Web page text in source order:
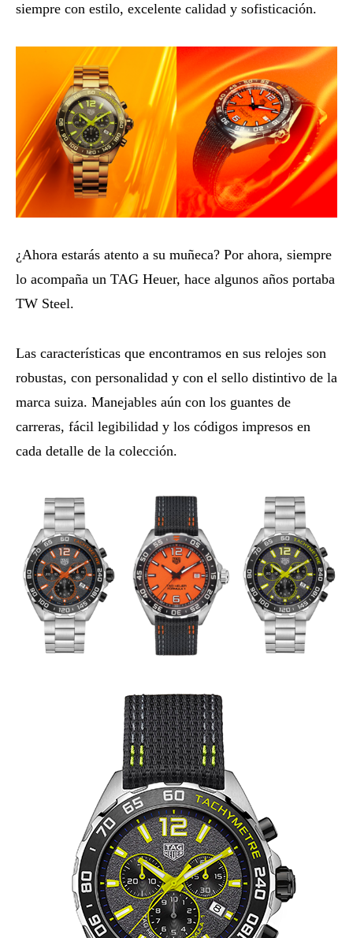
siempre con estilo, excelente calidad y sofisticación.
¿Ahora estarás atento a su muñeca? Por ahora, siempre
lo acompaña un TAG Heuer, hace algunos años portaba
TW Steel.
Las características que encontramos en sus relojes son
robustas, con personalidad y con el sello distintivo de la
marca suiza. Manejables aún con los guantes de
carreras, fácil legibilidad y los códigos impresos en
cada detalle de la colección.